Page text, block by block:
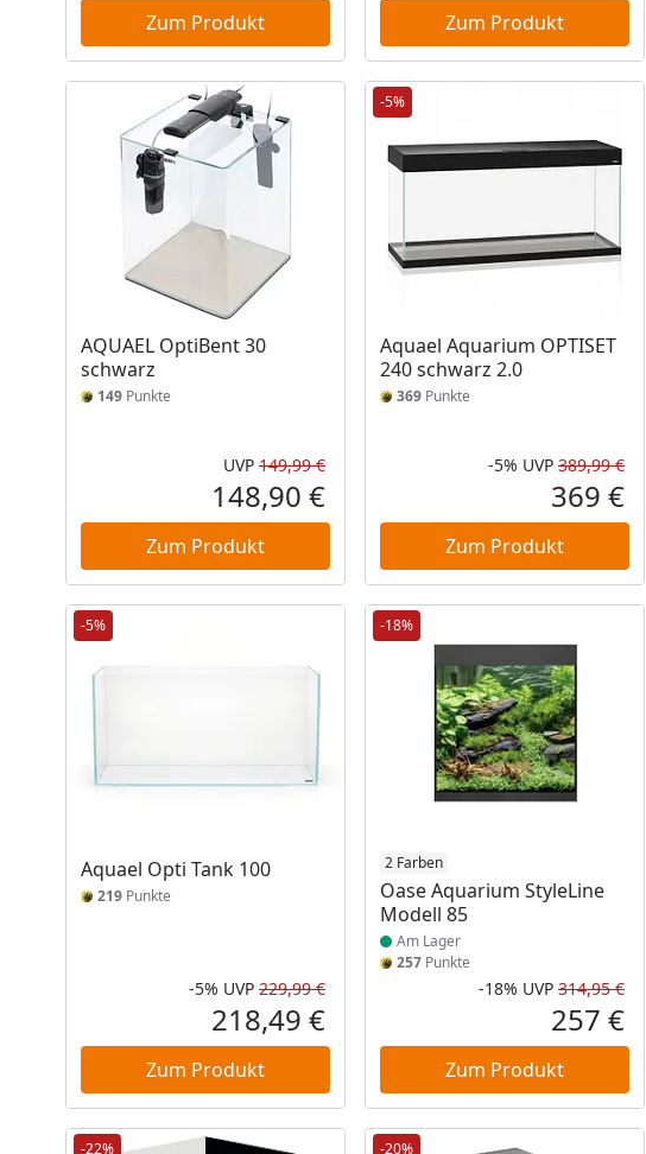
Zum Produkt Zum Produkt
AQUAEL OptiBent 30
schwarz
149 Punkte
Ursprünglicher Preis
UVP 149,99 €
Aktueller Preis
148,90 €
Zum Produkt
-5%
Aquael Aquarium OPTISET
240 schwarz 2.0
369 Punkte
-5% UVP 389,99 €
369 €
Zum Produkt
-5%
Aquael Opti Tank 100
219 Punkte
Rabatt in Prozent
-5%
Ursprünglicher Preis
UVP 229,99 €
Aktueller Preis
218,49 €
Zum Produkt
-18%
2 Farben
Oase Aquarium StyleLine
Modell 85
Produkt am Lager
Am Lager
257 Punkte
-18% UVP 314,95 €
257 €
Zum Produkt
-22% -20%